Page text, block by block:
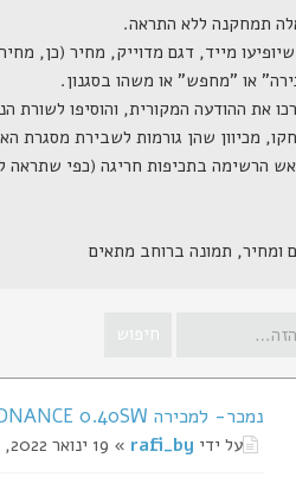
ומחיר, תמונה ברוחב מתאים
נמכר- למכירה PARA ORDNANCE 0.40SW
על ידי rafi_by » 19 ינואר 2022, 08:38